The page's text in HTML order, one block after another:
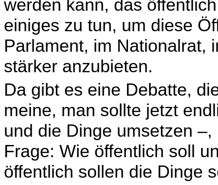
werden kann, das
einiges zu tun, um diese
Parlament, im Nationalrat,
stärker anzubieten.
Da gibt es eine Debatte,
meine, man sollte jetzt
und die Dinge umsetzen
Frage: Wie öffentlich soll
öffentlich sollen die Dinge